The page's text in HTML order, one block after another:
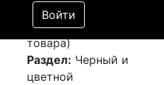
Войти
Лот №:3173
АУКЦИОН (покупка
товара)
Раздел: Черный и
цветной